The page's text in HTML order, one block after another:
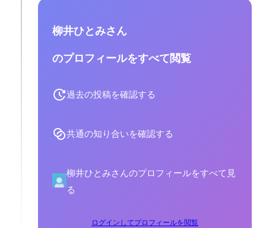
柳井ひとみさん
のプロフィールをすべて閲覧
過去の投稿を確認する
共通の知り合いを確認する
柳井ひとみさんのプロフィールをすべて見
る
ログインしてプロフィールを閲覧